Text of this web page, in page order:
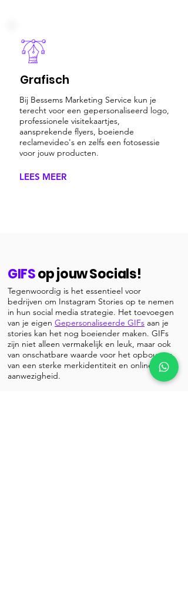
Grafisch
Bij Bessems Marketing Service kun je
terecht voor een gepersonaliseerd logo,
professionele visitekaartjes,
aansprekende flyers, boeiende
reclamevideo's en zelfs een fotosessie
voor jouw producten.
LEES MEER
GIFSop jouw Socials!
Tegenwoordig is het essentieel voor
bedrijven om Instagram Stories op te nemen
in hun social media strategie. Het toevoegen
van je eigen Gepersonaliseerde GIFs aan je
stories kan het nog boeiender maken. GIFs
zijn niet alleen vermakelijk en leuk, maar ook
van onschatbare waarde voor het opbouwen
van een sterke merkidentiteit en online
aanwezigheid.